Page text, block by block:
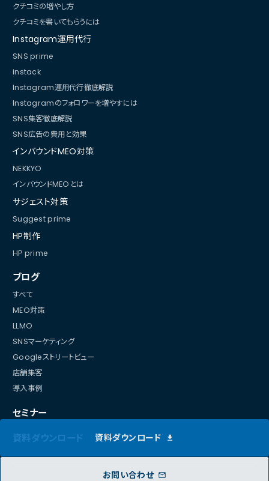
資料ダウンロード
お問い合わせ
クチコミの増やし方
クチコミを書いてもらうには
Instagram運用代行
SNS prime
instack
Instagram運用代行徹底解説
Instagramのフォロワーを増やすには
SNS集客徹底解説
SNS広告の費用と効果
インバウンドMEO対策
NEKKYO
インバウンドMEOとは
サジェスト対策
Suggest prime
HP制作
HP prime
ブログ
すべて
MEO対策
LLMO
SNSマーケティング
Googleストリートビュー
店舗集客
導入事例
セミナー
資料ダウンロード
© 2026 マケスク